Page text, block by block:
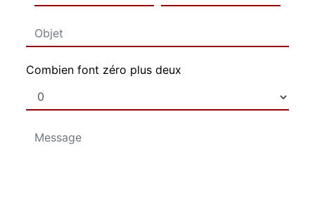
Combien font zéro plus deux